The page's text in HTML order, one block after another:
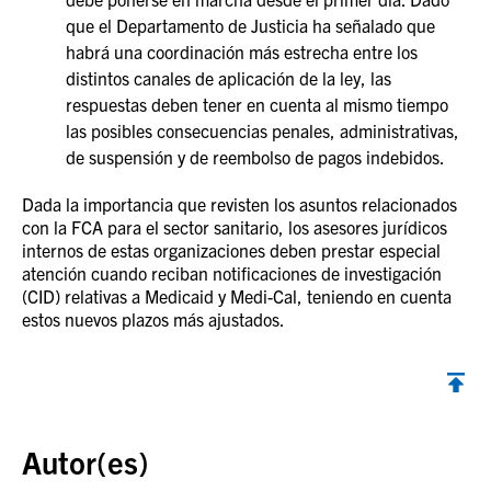
que el Departamento de Justicia ha señalado que
habrá una coordinación más estrecha entre los
distintos canales de aplicación de la ley, las
respuestas deben tener en cuenta al mismo tiempo
las posibles consecuencias penales, administrativas,
de suspensión y de reembolso de pagos indebidos.
Dada la importancia que revisten los asuntos relacionados
con la FCA para el sector sanitario, los asesores jurídicos
internos de estas organizaciones deben prestar especial
atención cuando reciban notificaciones de investigación
(CID) relativas a Medicaid y Medi-Cal, teniendo en cuenta
estos nuevos plazos más ajustados.
Autor(es)